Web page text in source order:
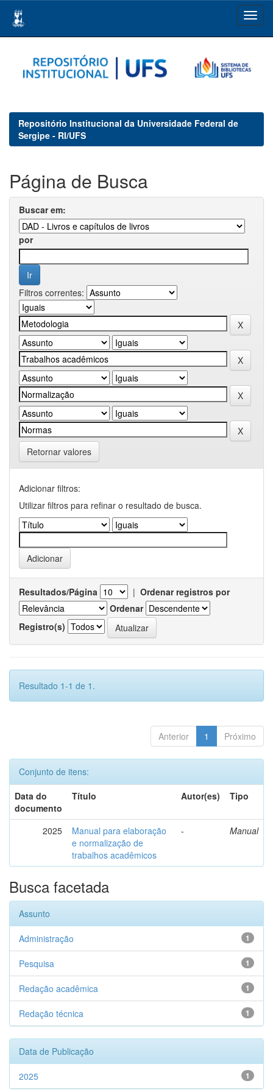
navigation
Repositório Institucional da Universidade Federal de
Sergipe - RI/UFS
Página de Busca
Buscar em:
por
Filtros correntes:
Retornar valores
Adicionar filtros:
Utilizar filtros para refinar o resultado de busca.
Resultados/Página | Ordenar registros por
Ordenar
Registro(s)
Resultado 1-1 de 1.
Anterior 1 Próximo
Conjunto de itens:
Data do
documento
Título Autor(es) Tipo
2025
Manual para elaboração
e normalização de
trabalhos acadêmicos
- Manual
Busca facetada
Assunto
1
Administração
1
Pesquisa
1
Redação acadêmica
1
Redação técnica
Data de Publicação
1
2025